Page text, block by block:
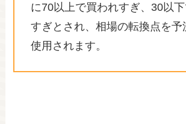
に70以上で買われすぎ、30以
すぎとされ、相場の転換点を予
使用されます。​​​​​​​​​​​​​​​​